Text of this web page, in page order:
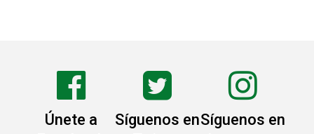
Únete a
Síguenos enSíguenos en